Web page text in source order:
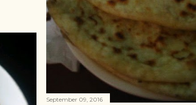
September 09, 2016